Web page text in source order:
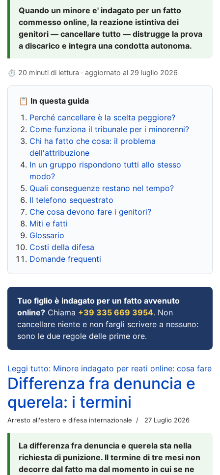
Quando un minore e' indagato per un fatto
commesso online, la reazione istintiva dei
genitori — cancellare tutto — distrugge la prova
a discarico e integra una condotta autonoma.
⏱ 20 minuti di lettura · aggiornato al 29 luglio 2026
📋 In questa guida
Perché cancellare è la scelta peggiore?
Come funziona il tribunale per i minorenni?
Chi ha fatto che cosa: il problema
dell'attribuzione
In un gruppo rispondono tutti allo stesso
modo?
Quali conseguenze restano nel tempo?
Il telefono sequestrato
Che cosa devono fare i genitori?
Miti e fatti
Glossario
Costi della difesa
Domande frequenti
Tuo figlio è indagato per un fatto avvenuto
online? Chiama +39 335 669 3954. Non
cancellare niente e non fargli scrivere a nessuno:
sono le due regole delle prime ore.
Leggi tutto: Minore indagato per reati online: cosa fare
Differenza fra denuncia e
querela: i termini
Arresto all'estero e difesa internazionale 27 Luglio 2026
La differenza fra denuncia e querela sta nella
richiesta di punizione. Il termine di tre mesi non
decorre dal fatto ma dal momento in cui se ne